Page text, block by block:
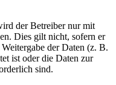
der Betreiber nur mit
Dies gilt nicht, sofern er
der Daten (z. B.
ist oder die Daten zur
sind.